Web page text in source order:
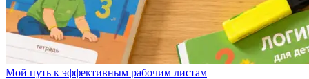
Мой путь к эффективным рабочим листам